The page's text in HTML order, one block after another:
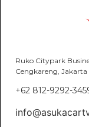
Ruko Citypark
Cengkareng, Jakarta
+62 812-9292-